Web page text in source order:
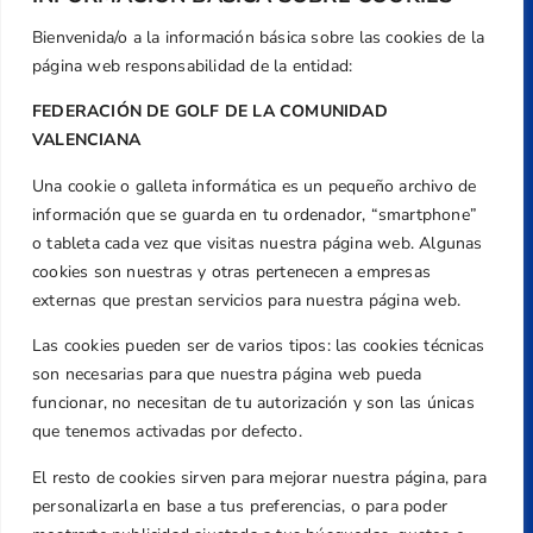
Bienvenida/o a la información básica sobre las cookies de la
página web responsabilidad de la entidad:
FEDERACIÓN DE GOLF DE LA COMUNIDAD
VALENCIANA
Una cookie o galleta informática es un pequeño archivo de
información que se guarda en tu ordenador, “smartphone”
o tableta cada vez que visitas nuestra página web. Algunas
cookies son nuestras y otras pertenecen a empresas
externas que prestan servicios para nuestra página web.
Las cookies pueden ser de varios tipos: las cookies técnicas
son necesarias para que nuestra página web pueda
funcionar, no necesitan de tu autorización y son las únicas
que tenemos activadas por defecto.
El resto de cookies sirven para mejorar nuestra página, para
personalizarla en base a tus preferencias, o para poder
Dirección
Centre de L´Esport, Carrer d'Isaac Peral i
Caballero, Nº 5, Despachos 2 y 3, 46980,
Valencia
+34 961 367 799
Email
federacion@golfcv.com
Aviso Legal
Política de Privacidad